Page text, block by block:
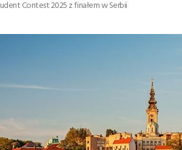
Contest 2025 z finałem w Serbii